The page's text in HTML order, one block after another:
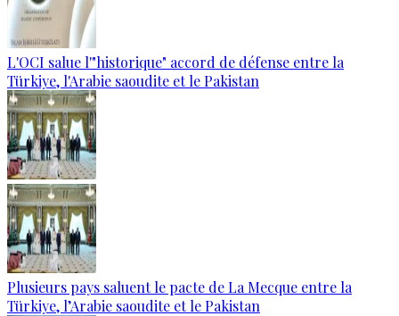
L'OCI salue l'"historique" accord de défense entre la
Türkiye, l'Arabie saoudite et le Pakistan
Plusieurs pays saluent le pacte de La Mecque entre la
Türkiye, l’Arabie saoudite et le Pakistan